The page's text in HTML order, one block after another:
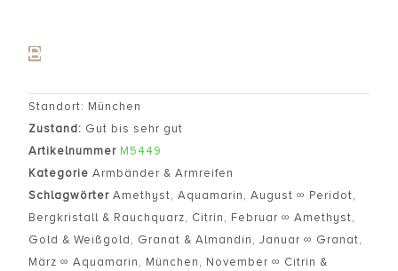
Standort: München
Zustand: Gut bis sehr gut
Artikelnummer M5449
Kategorie Armbänder & Armreifen
Schlagwörter Amethyst, Aquamarin, August ∞ Peridot,
Bergkristall & Rauchquarz, Citrin, Februar ∞ Amethyst,
Gold & Weißgold, Granat & Almandin, Januar ∞ Granat,
März ∞ Aquamarin, München, November ∞ Citrin &